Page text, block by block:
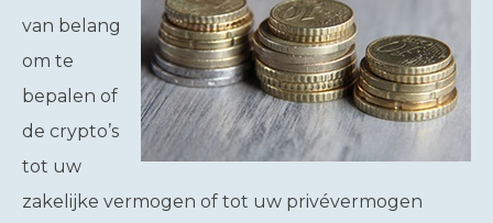
van belang
om te
bepalen of
de crypto’s
tot uw
zakelijke vermogen of tot uw privévermogen